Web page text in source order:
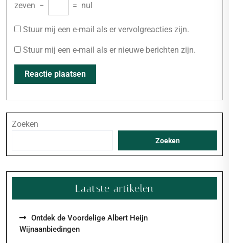
zeven − = nul
Stuur mij een e-mail als er vervolgreacties zijn.
Stuur mij een e-mail als er nieuwe berichten zijn.
Zoeken
Zoeken
Laatste artikelen
Ontdek de Voordelige Albert Heijn
Wijnaanbiedingen